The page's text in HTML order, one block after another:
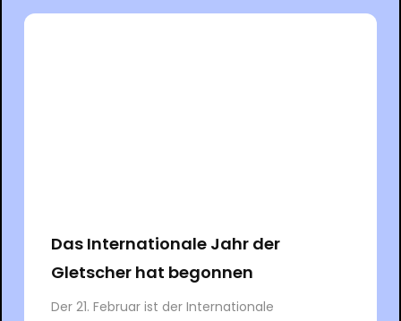
Das Internationale Jahr der
Gletscher hat begonnen
Der 21. Februar ist der Internationale